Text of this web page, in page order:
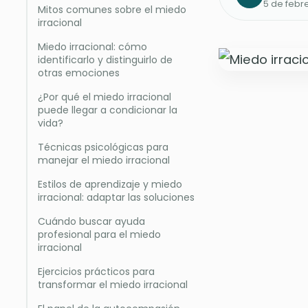
Mitos comunes sobre el miedo
irracional
Miedo irracional: cómo
identificarlo y distinguirlo de
otras emociones
¿Por qué el miedo irracional
puede llegar a condicionar la
vida?
Técnicas psicológicas para
manejar el miedo irracional
Estilos de aprendizaje y miedo
irracional: adaptar las soluciones
Cuándo buscar ayuda
profesional para el miedo
irracional
Ejercicios prácticos para
transformar el miedo irracional
5 de